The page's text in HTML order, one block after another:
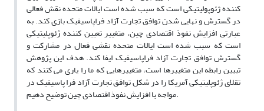
کننده ژئوپولیتیکی است که سبب شده است ایالات متحده نقش فعالی
در گسترش و نهایی شدن توافق تجارت آزاد فراپاسیفیک بازی کند. به
عبارتی افزایش نفوذ اقتصادی چین، متغییر تعیین کننده ژئوپلیتیکی
است که سبب شده است ایالات متحده نقشی فعال در مشارکت و
گسترش توافق تجارت آزاد فراپاسیفیک ایفا کند. هدف این پژوهش
تبیین رابطه این متغییرها است، متغییرهایی که ما را یاری می کنند که
تقلای ژئوپلیتیکی آمریکا را در شکل توافق تجارت آزاد فرا پاسیفیک در
مواجه با افزایش نفوذ اقتصادی چین توضیح دهیم.